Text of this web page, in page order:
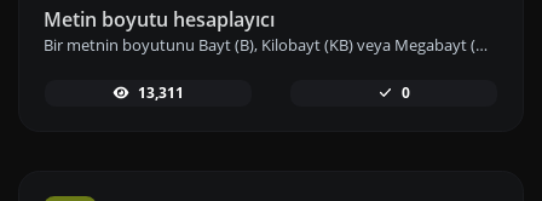
Metin boyutu hesaplayıcı
Bir metnin boyutunu Bayt (B), Kilobayt (KB) veya Megabayt (MB) cinsinden alın.
13,311 0